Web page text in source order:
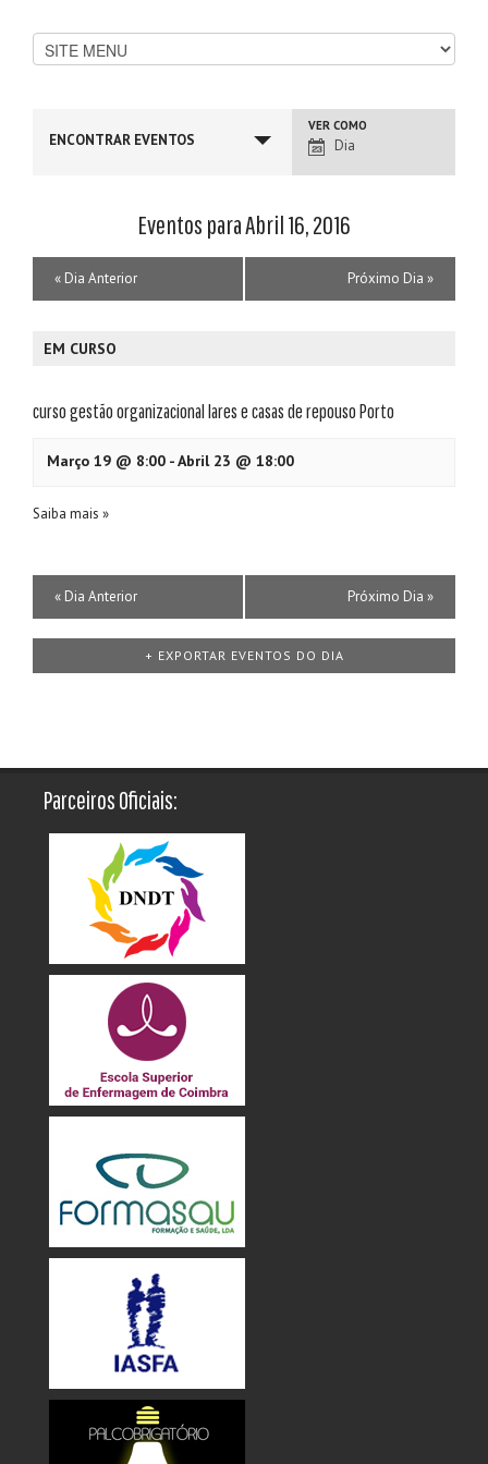
ENCONTRAR EVENTOS
Navegação
Vista
VER COMO
Dia
Eventos para Abril 16, 2016
Dias
« Dia Anterior Próximo Dia »
EM CURSO
curso gestão organizacional lares e casas de repouso Porto
Março 19 @ 8:00 -Abril 23 @ 18:00
Saiba mais »
Navegação
Dias
« Dia Anterior Próximo Dia »
+ EXPORTAR EVENTOS DO DIA
Parceiros Oficiais: